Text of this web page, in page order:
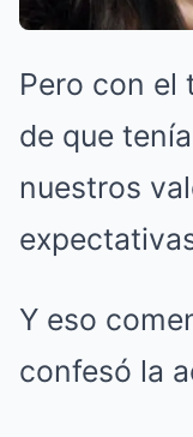
Pero con el
de que
nuestros
Y eso
confesó la